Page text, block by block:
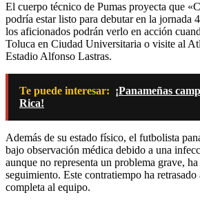
El cuerpo técnico de Pumas proyecta que
podría estar listo para debutar en la jornada
los aficionados podrán verlo en acción
Toluca en Ciudad Universitaria o visite al
Estadio Alfonso Lastras.
Te puede interesar: ¡Panameñas
Rica!
Además de su estado físico, el futbolista
bajo observación médica debido a una
aunque no representa un problema grave,
seguimiento. Este contratiempo ha
completa al equipo.